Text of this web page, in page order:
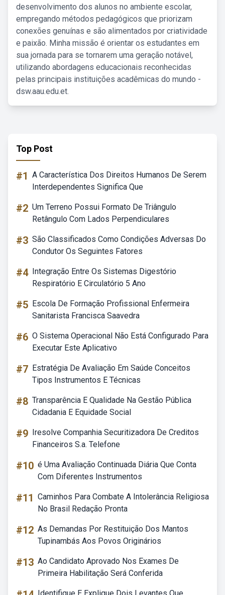
desenvolvimento dos alunos no ambiente escolar,
empregando métodos pedagógicos que priorizam
conexões genuínas e são alimentados por criatividade
e paixão. Minha missão é orientar os estudantes em
sua jornada para se tornarem uma geração notável,
utilizando abordagens educacionais reconhecidas
pelas principais instituições acadêmicas do mundo -
dsw.aau.edu.et.
Top Post
#1 A Característica Dos Direitos Humanos De Serem
Interdependentes Significa Que
#2 Um Terreno Possui Formato De Triângulo
Retângulo Com Lados Perpendiculares
#3 São Classificados Como Condições Adversas Do
Condutor Os Seguintes Fatores
#4 Integração Entre Os Sistemas Digestório
Respiratório E Circulatório 5 Ano
#5 Escola De Formação Profissional Enfermeira
Sanitarista Francisca Saavedra
#6 O Sistema Operacional Não Está Configurado Para
Executar Este Aplicativo
#7 Estratégia De Avaliação Em Saúde Conceitos
Tipos Instrumentos E Técnicas
#8 Transparência E Qualidade Na Gestão Pública
Cidadania E Equidade Social
#9 Iresolve Companhia Securitizadora De Creditos
Financeiros S.a. Telefone
#10 é Uma Avaliação Continuada Diária Que Conta
Com Diferentes Instrumentos
#11 Caminhos Para Combate A Intolerância Religiosa
No Brasil Redação Pronta
#12 As Demandas Por Restituição Dos Mantos
Tupinambás Aos Povos Originários
#13 Ao Candidato Aprovado Nos Exames De
Primeira Habilitação Será Conferida